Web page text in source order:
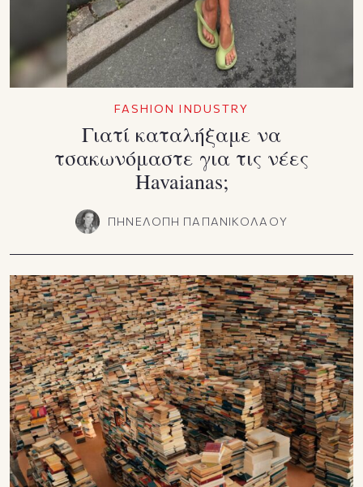
FASHION INDUSTRY
Γιατί καταλήξαμε να
τσακωνόμαστε για τις νέες
Havaianas;
ΠΗΝΕΛΟΠΗ ΠΑΠΑΝΙΚΟΛΑΟΥ